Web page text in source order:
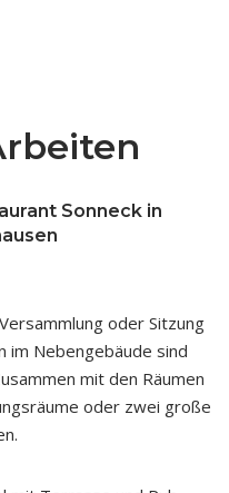
Sonneck in
oder Sitzung
im Nebengebäude sind
mit den Räumen
oder zwei große